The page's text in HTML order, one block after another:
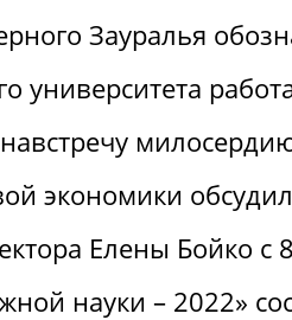
Зауралья
университета
экономики
Елены Бойко с
науки – 2022»